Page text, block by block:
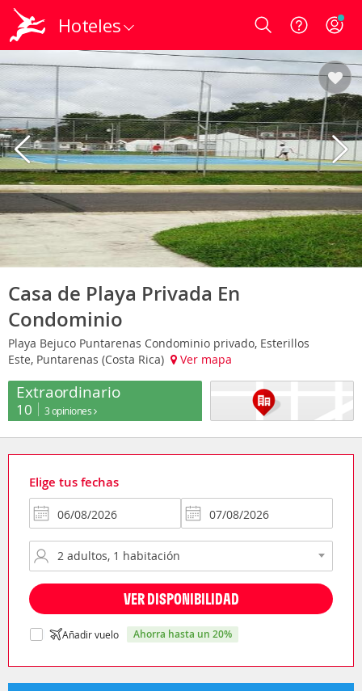
Hoteles Login
Casa de Playa Privada En
Condominio
Playa Bejuco Puntarenas Condominio privado, Esterillos
Este, Puntarenas (Costa Rica)
Ver mapa
Extraordinario
10 3 opiniones
Elige tus fechas
VER DISPONIBILIDAD
Añadir vuelo ahorra hasta un 20%